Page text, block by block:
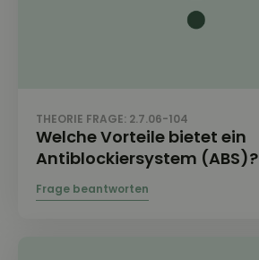
THEORIE FRAGE: 2.7.06-104
Welche Vorteile bietet ein
Antiblockiersystem (ABS)?